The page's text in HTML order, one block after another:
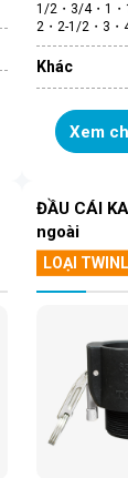
1/2・3/4・1・
2・2-1/2・3・
Khác
Xem
ĐẦU CÁI
ngoài
LOẠI